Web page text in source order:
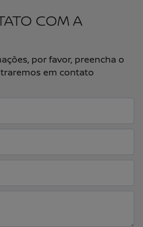
COM A
por favor, preencha o
em contato